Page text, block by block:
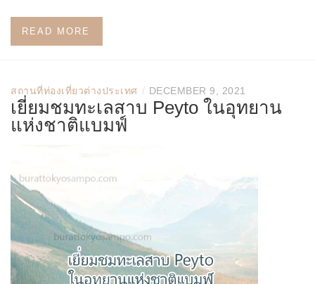
READ MORE
สถานที่ท่องเที่ยวต่างประเทศ / DECEMBER 9, 2021
เยี่ยมชมทะเลสาบ Peyto ในอุทยาน
แห่งชาติแบมฟ์